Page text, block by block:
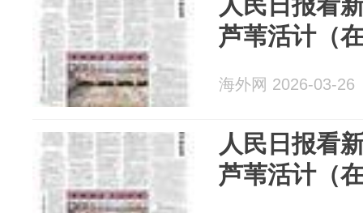
芦苇活计（
海外网 2026-03-26
人民日报看
芦苇活计（